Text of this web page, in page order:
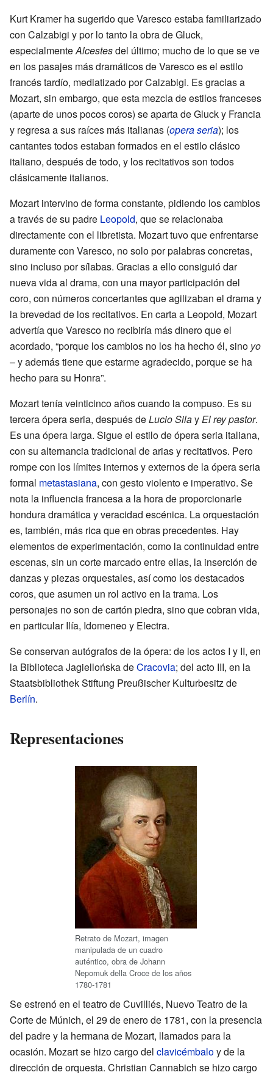
Kurt Kramer ha sugerido que Varesco estaba familiarizado
con Calzabigi y por lo tanto la obra de Gluck,
especialmenteAlcestesdel último; mucho de lo que se ve
en los pasajes más dramáticos de Varesco es el estilo
francés tardío, mediatizado por Calzabigi. Es gracias a
Mozart, sin embargo, que esta mezcla de estilos franceses
(aparte de unos pocos coros) se aparta de Gluck y Francia
y regresa a sus raíces más italianas (opera seria); los
cantantes todos estaban formados en el estilo clásico
italiano, después de todo, y los recitativos son todos
clásicamente italianos.
Mozart intervino de forma constante, pidiendo los cambios
a través de su padre Leopold, que se relacionaba
directamente con el libretista. Mozart tuvo que enfrentarse
duramente con Varesco, no solo por palabras concretas,
sino incluso por sílabas. Gracias a ello consiguió dar
nueva vida al drama, con una mayor participación del
coro, con números concertantes que agilizaban el drama y
la brevedad de los recitativos. En carta a Leopold, Mozart
advertía que Varesco no recibiría más dinero que el
acordado, “porque los cambios no los ha hecho él, sino yo
– y además tiene que estarme agradecido, porque se ha
hecho para su Honra”.
Mozart tenía veinticinco años cuando la compuso. Es su
tercera ópera seria, después deLucio SilayEl rey pastor.
Es una ópera larga. Sigue el estilo de ópera seria italiana,
con su alternancia tradicional de arias y recitativos. Pero
rompe con los límites internos y externos de la ópera seria
formal metastasiana, con gesto violento e imperativo. Se
nota la influencia francesa a la hora de proporcionarle
hondura dramática y veracidad escénica. La orquestación
es, también, más rica que en obras precedentes. Hay
elementos de experimentación, como la continuidad entre
escenas, sin un corte marcado entre ellas, la inserción de
danzas y piezas orquestales, así como los destacados
coros, que asumen un rol activo en la trama. Los
personajes no son de cartón piedra, sino que cobran vida,
en particular Ilía, Idomeneo y Electra.
Se conservan autógrafos de la ópera: de los actos I y II, en
la Biblioteca Jagiellońska deCracovia; del acto III, en la
Staatsbibliothek Stiftung Preußischer Kulturbesitz de
Berlín.
Representaciones
Retrato de Mozart, imagen
manipulada de un cuadro
auténtico, obra de Johann
Nepomuk della Croce de los años
1780-1781
Se estrenó en el teatro de Cuvilliés, Nuevo Teatro de la
Corte de Múnich, el 29 de enero de 1781, con la presencia
del padre y la hermana de Mozart, llamados para la
ocasión. Mozart se hizo cargo del clavicémbaloy de la
dirección de orquesta. Christian Cannabich se hizo cargo